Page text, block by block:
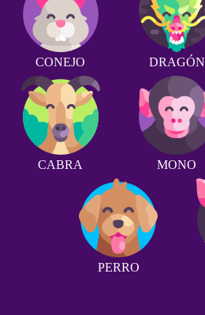
CONEJO DRAGÓN
CABRA MONO
PERRO